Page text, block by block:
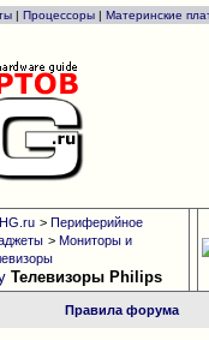
| Процессоры | Материнские
> Периферийное
> Мониторы и
Телевизоры Philips
Правила форума